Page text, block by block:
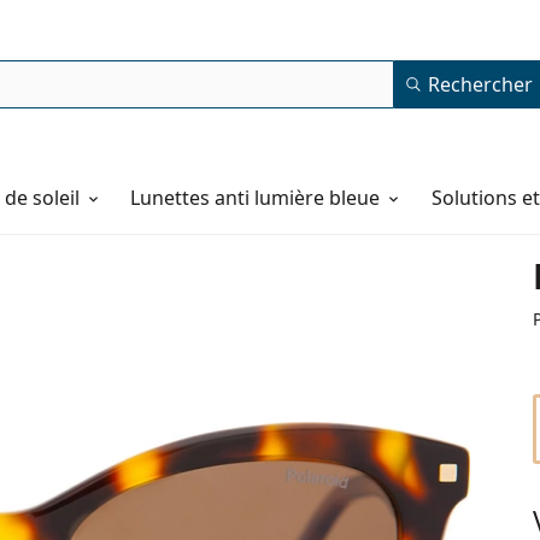
Rechercher
soleil Lunettes anti lumière bleue Solutions